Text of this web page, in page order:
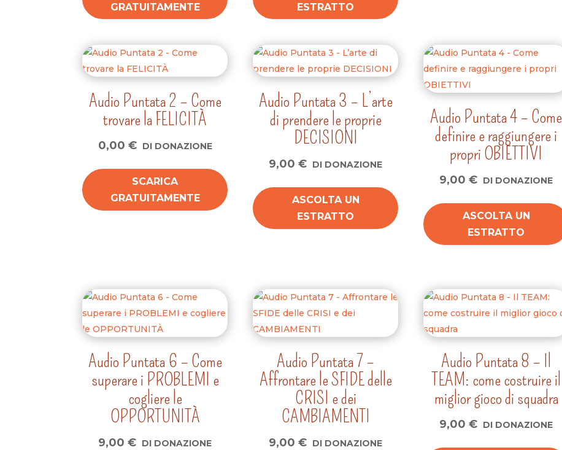
GRATUITAMENTE
ESTRATTO
Audio Puntata 2 – Come
trovare la FELICITÀ
0,00 € DI DONAZIONE
SCARICA
GRATUITAMENTE
Audio Puntata 3 – L’arte
di prendere le proprie
DECISIONI
9,00€ DI DONAZIONE
ASCOLTA UN
ESTRATTO
Audio Puntata 4 – Come
definire e raggiungere i
propri OBIETTIVI
9,00€ DI DONAZIONE
ASCOLTA UN
ESTRATTO
Audio Puntata 6 – Come
superare i PROBLEMI e
cogliere le
OPPORTUNITÀ
9,00€ DI DONAZIONE
Audio Puntata 7 –
Affrontare le SFIDE delle
CRISI e dei
CAMBIAMENTI
9,00€ DI DONAZIONE
Audio Puntata 8 – Il
TEAM: come costruire il
miglior gioco di squadra
9,00€ DI DONAZIONE